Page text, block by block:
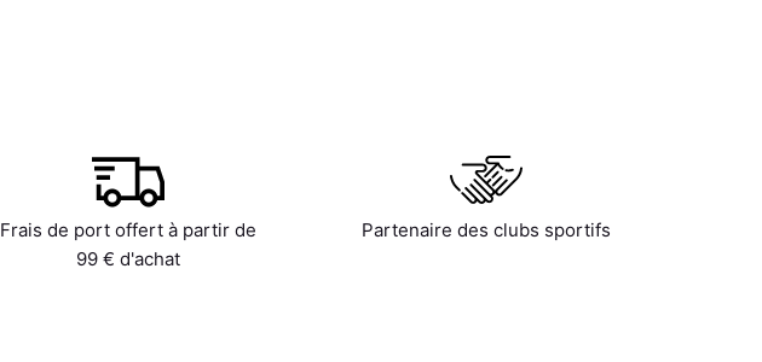
Frais de port offert à partir de
99 € d'achat
Partenaire des clubs sportifs